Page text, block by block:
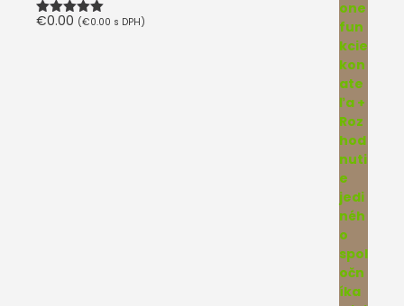
Hodnotenie
€0.00 (€0.00 s DPH)